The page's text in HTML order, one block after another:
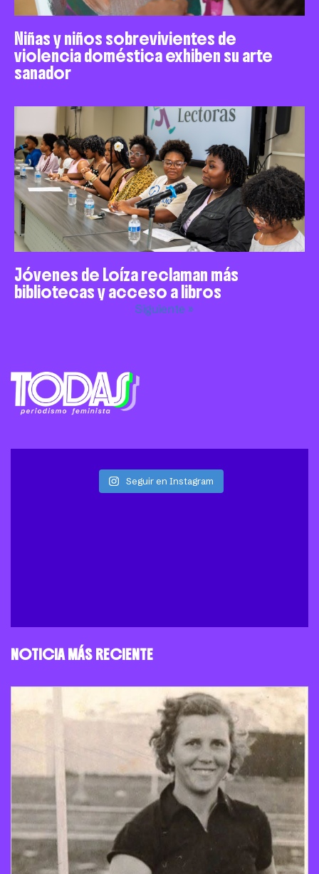
Niñas y niños sobrevivientes de
violencia doméstica exhiben su arte
sanador
Jóvenes de Loíza reclaman más
bibliotecas y acceso a libros
Siguiente »
Seguir en Instagram
NOTICIA MÁS RECIENTE